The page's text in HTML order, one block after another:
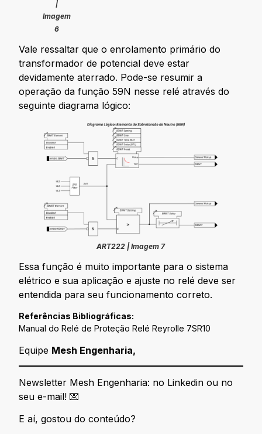
|
Imagem
6
Vale ressaltar que o enrolamento primário do
transformador de potencial deve estar
devidamente aterrado. Pode-se resumir a
operação da função 59N nesse relé através do
seguinte diagrama lógico:
ART222 | Imagem 7
Essa função é muito importante para o sistema
elétrico e sua aplicação e ajuste no relé deve ser
entendida para seu funcionamento correto.
Referências Bibliográficas:
Manual do Relé de Proteção Relé Reyrolle 7SR10
Equipe Mesh Engenharia,
Newsletter Mesh Engenharia: no Linkedin ou no
seu e-mail! 💌
E aí, gostou do conteúdo?